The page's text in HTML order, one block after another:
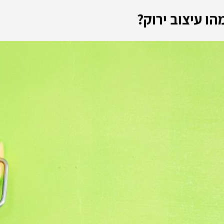
עיצוב ירוק?